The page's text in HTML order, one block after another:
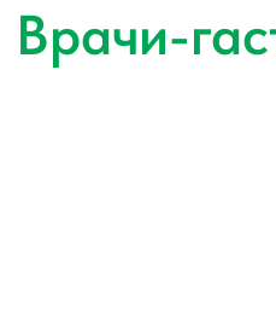
Врачи-